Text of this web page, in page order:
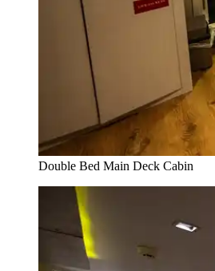
Double Bed Main Deck Cabin